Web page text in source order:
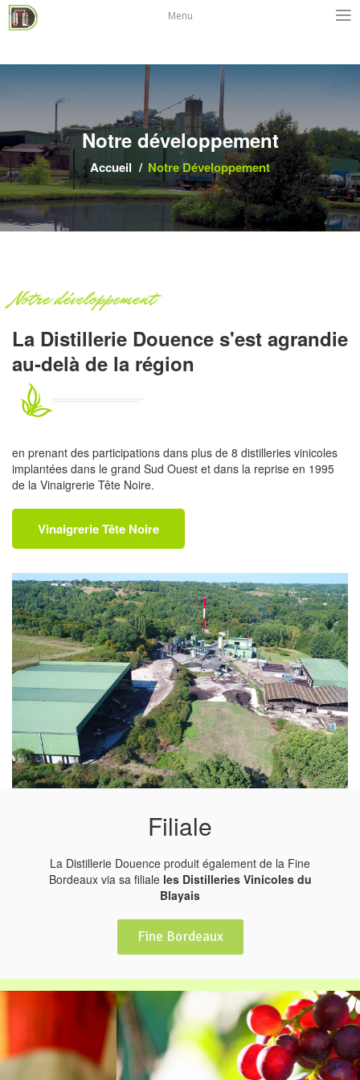
Menu
Notre développement
Accueil Notre Développement
Notre développement
La Distillerie Douence s'est agrandie
au-delà de la région
en prenant des participations dans plus de 8 distilleries vinicoles
implantées dans le grand Sud Ouest et dans la reprise en 1995
de la Vinaigrerie Tête Noire.
Vinaigrerie Tête Noire
Filiale
La Distillerie Douence produit également de la Fine
Bordeaux via sa filiale les Distilleries Vinicoles du
Blayais
Fine Bordeaux